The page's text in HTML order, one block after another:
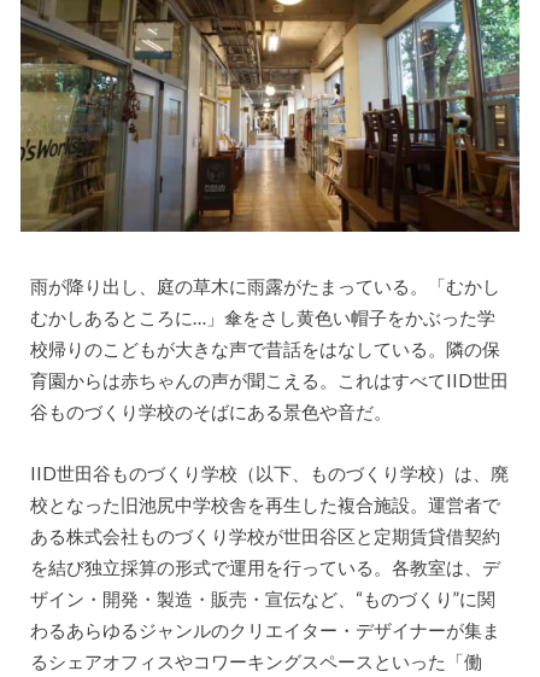
雨が降り出し、庭の草木に雨露がたまっている。「むかし
むかしあるところに…」傘をさし黄色い帽子をかぶった学
校帰りのこどもが大きな声で昔話をはなしている。隣の保
育園からは赤ちゃんの声が聞こえる。これはすべてIID世田
谷ものづくり学校のそばにある景色や音だ。
IID世田谷ものづくり学校（以下、ものづくり学校）は、廃
校となった旧池尻中学校舎を再生した複合施設。運営者で
ある株式会社ものづくり学校が世田谷区と定期賃貸借契約
を結び独立採算の形式で運用を行っている。各教室は、デ
ザイン・開発・製造・販売・宣伝など、“ものづくり”に関
わるあらゆるジャンルのクリエイター・デザイナーが集ま
るシェアオフィスやコワーキングスペースといった「働